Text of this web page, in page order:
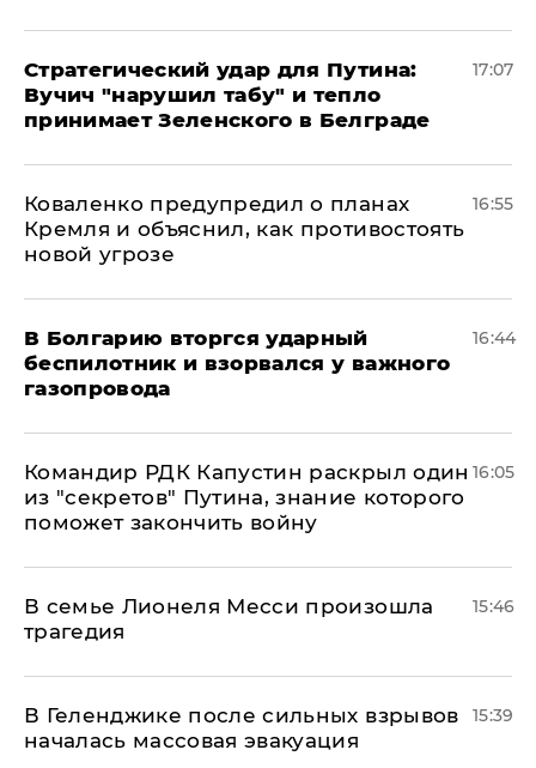
Стратегический удар для Путина:
Вучич "нарушил табу" и тепло
принимает Зеленского в Белграде
17:07
Коваленко предупредил о планах
Кремля и объяснил, как противостоять
новой угрозе
16:55
В Болгарию вторгся ударный
беспилотник и взорвался у важного
газопровода
16:44
Командир РДК Капустин раскрыл один
из "секретов" Путина, знание которого
поможет закончить войну
16:05
В семье Лионеля Месси произошла
трагедия
15:46
В Геленджике после сильных взрывов
началась массовая эвакуация
15:39